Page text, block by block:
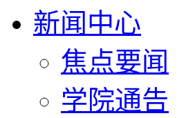
新闻中心
焦点要闻
学院通告